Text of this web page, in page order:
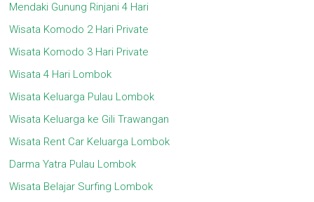
Mendaki Gunung Rinjani 4 Hari
Wisata Komodo 2 Hari Private
Wisata Komodo 3 Hari Private
Wisata 4 Hari Lombok
Wisata Keluarga Pulau Lombok
Wisata Keluarga ke Gili Trawangan
Wisata Rent Car Keluarga Lombok
Darma Yatra Pulau Lombok
Wisata Belajar Surfing Lombok